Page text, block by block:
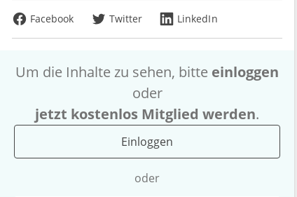
Facebook
Twitter LinkedIn
Um die Inhalte zu sehen, bitte einloggen
oder
jetzt kostenlos Mitglied werden.
Einloggen
oder